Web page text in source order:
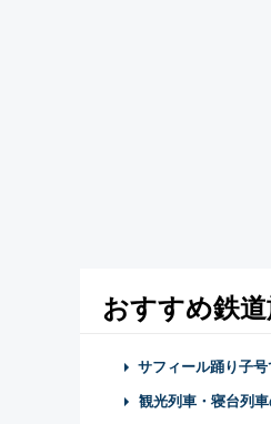
おすすめ鉄
サフィール踊り子
観光列車・寝台列